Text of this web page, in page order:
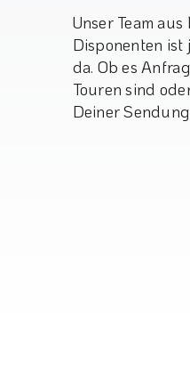
Unser Team
Disponenten
da. Ob es
Touren sind
Deiner